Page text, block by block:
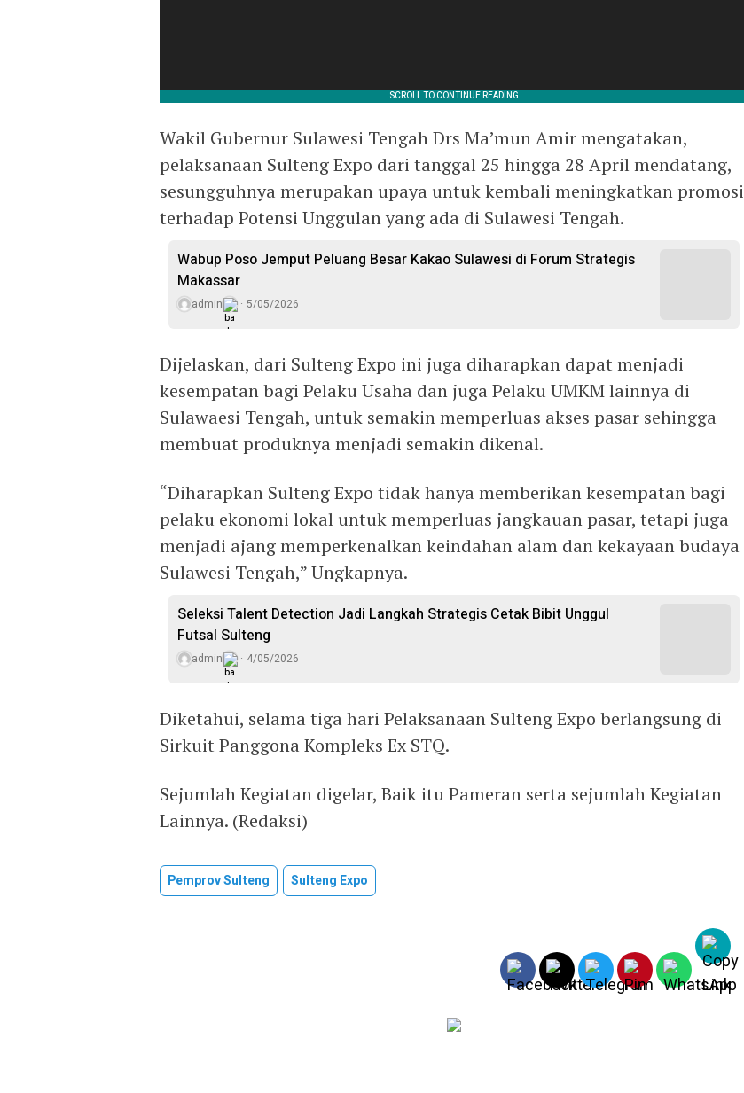
Wakil Gubernur Sulawesi Tengah Drs Ma’mun Amir mengatakan,
pelaksanaan Sulteng Expo dari tanggal 25 hingga 28 April mendatang,
sesungguhnya merupakan upaya untuk kembali meningkatkan promosi
terhadap Potensi Unggulan yang ada di Sulawesi Tengah.
Wabup Poso Jemput Peluang Besar Kakao Sulawesi di Forum Strategis
Makassar
admin 5/05/2026
Dijelaskan, dari Sulteng Expo ini juga diharapkan dapat menjadi
kesempatan bagi Pelaku Usaha dan juga Pelaku UMKM lainnya di
Sulawaesi Tengah, untuk semakin memperluas akses pasar sehingga
membuat produknya menjadi semakin dikenal.
“Diharapkan Sulteng Expo tidak hanya memberikan kesempatan bagi
pelaku ekonomi lokal untuk memperluas jangkauan pasar, tetapi juga
menjadi ajang memperkenalkan keindahan alam dan kekayaan budaya
Sulawesi Tengah,” Ungkapnya.
Seleksi Talent Detection Jadi Langkah Strategis Cetak Bibit Unggul
Futsal Sulteng
admin 4/05/2026
Diketahui, selama tiga hari Pelaksanaan Sulteng Expo berlangsung di
Sirkuit Panggona Kompleks Ex STQ.
Sejumlah Kegiatan digelar, Baik itu Pameran serta sejumlah Kegiatan
Lainnya. (Redaksi)
Pemprov Sulteng Sulteng Expo